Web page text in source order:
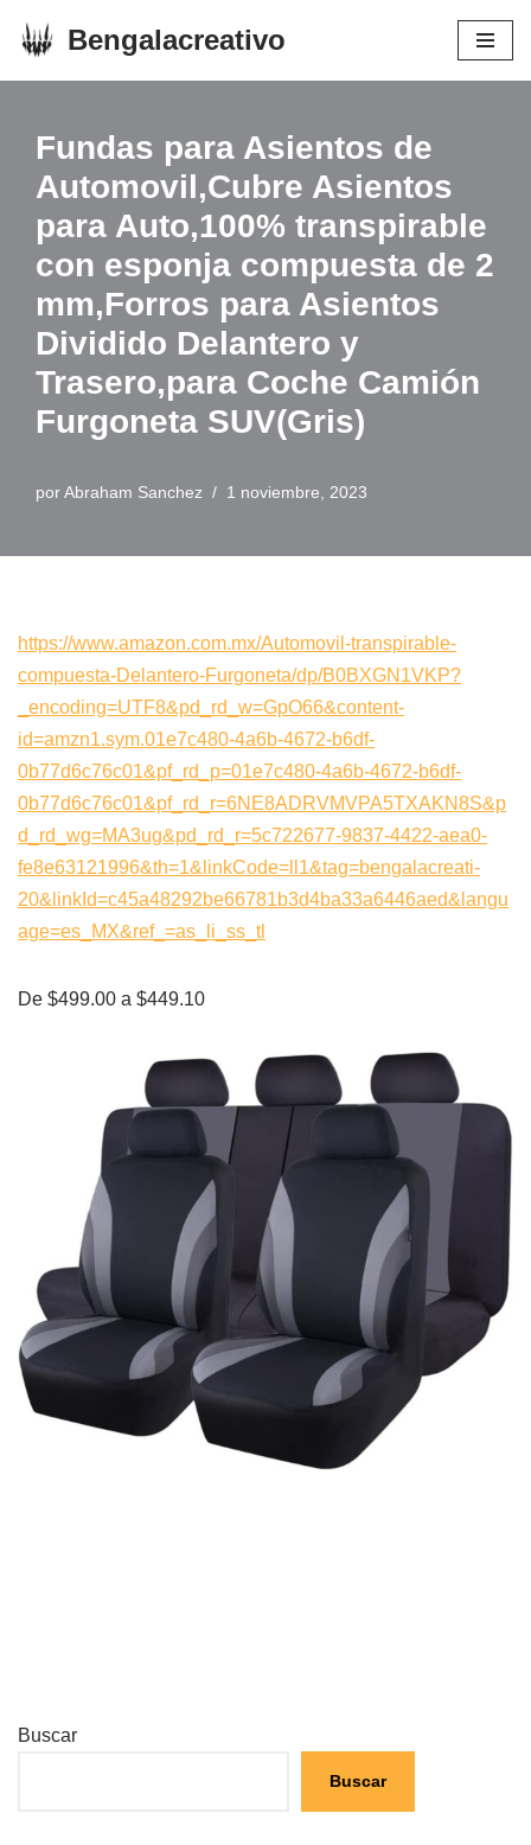
Bengalacreativo
Fundas para Asientos de
Automovil,Cubre Asientos
para Auto,100% transpirable
con esponja compuesta de 2
mm,Forros para Asientos
Dividido Delantero y
Trasero,para Coche Camión
Furgoneta SUV(Gris)
porAbraham Sanchez 1 noviembre, 2023
https://www.amazon.com.mx/Automovil-transpirable-
compuesta-Delantero-Furgoneta/dp/B0BXGN1VKP?
_encoding=UTF8&pd_rd_w=GpO66&content-
id=amzn1.sym.01e7c480-4a6b-4672-b6df-
0b77d6c76c01&pf_rd_p=01e7c480-4a6b-4672-b6df-
0b77d6c76c01&pf_rd_r=6NE8ADRVMVPA5TXAKN8S&p
d_rd_wg=MA3ug&pd_rd_r=5c722677-9837-4422-aea0-
fe8e63121996&th=1&linkCode=ll1&tag=bengalacreati-
20&linkId=c45a48292be66781b3d4ba33a6446aed&langu
age=es_MX&ref_=as_li_ss_tl
De $499.00 a $449.10
Buscar
Buscar